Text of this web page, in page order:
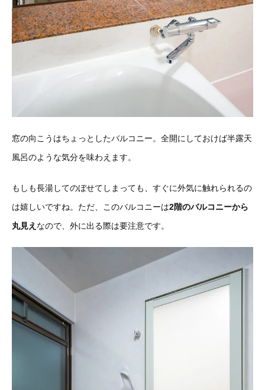
窓の向こうはちょっとしたバルコニー。全開にしておけば半露天
風呂のような気分を味わえます。
もしも長湯してのぼせてしまっても、すぐに外気に触れられるの
は嬉しいですね。ただ、このバルコニーは2階のバルコニーから
丸見え なので、外に出る際は要注意です。